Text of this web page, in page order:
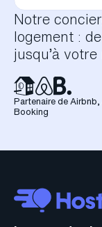
Notre
logement :
jusqu’à
Partenaire de
Booking